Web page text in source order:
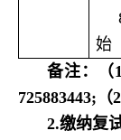
始
备注：（
725883443;（
2.缴纳复